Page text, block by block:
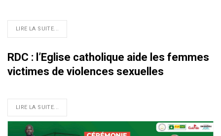
LIRE LA SUITE...
RDC : l’Eglise catholique aide les femmes
victimes de violences sexuelles
LIRE LA SUITE...